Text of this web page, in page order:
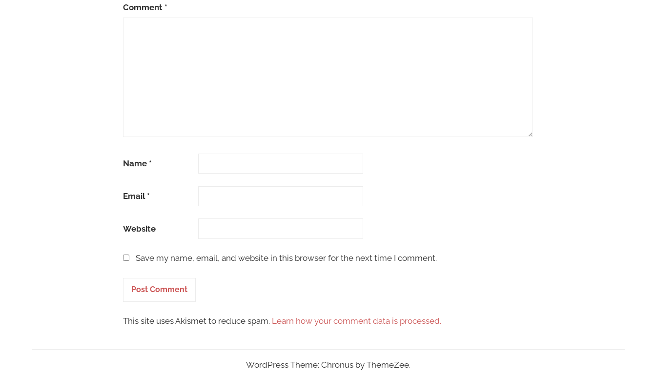
Comment *
Name *
Email *
Website
Save my name, email, and website in this browser for the next time I comment.
This site uses Akismet to reduce spam. Learn how your comment data is processed.
WordPress Theme: Chronus by ThemeZee.